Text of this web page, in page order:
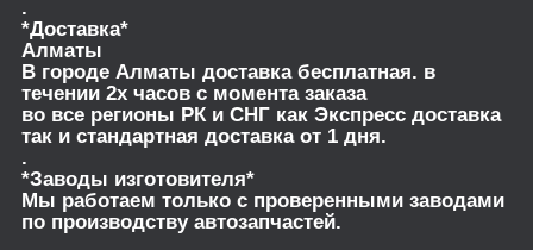
.
*Доставка*
Алматы
В городе Алматы доставка бесплатная. в
течении 2х часов с момента заказа
во все регионы РК и СНГ как Экспресс доставка
так и стандартная доставка от 1 дня.
.
*Заводы изготовителя*
Мы работаем только с проверенными заводами
по производству автозапчастей.